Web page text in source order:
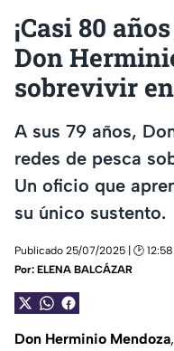
¡Casi 80
Don
sobrevivir
A sus 79 años,
redes de pesca
Un oficio que
su único sustento.
Publicado 25/07/2025 | 🕑 12:58
Por: ELENA BALCÁZAR
Don Herminio Mendoza